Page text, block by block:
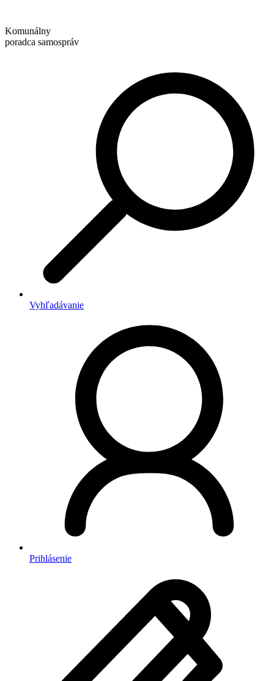
obsah
Komunálny
poradca samospráv
Vyhľadávanie
Prihlásenie